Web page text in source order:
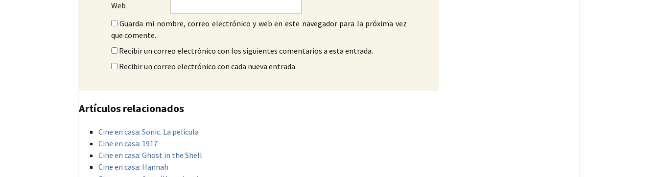
Web
Guarda mi nombre, correo electrónico y web en este navegador para la próxima vez
que comente.
Recibir un correo electrónico con los siguientes comentarios a esta entrada.
Recibir un correo electrónico con cada nueva entrada.
Artículos relacionados
Cine en casa: Sonic. La película
Cine en casa: 1917
Cine en casa: Ghost in the Shell
Cine en casa: Hannah